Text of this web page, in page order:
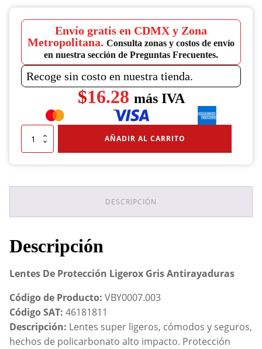
Envío gratis en CDMX y Zona
Metropolitana. Consulta zonas y costos de envío
en nuestra sección de Preguntas Frecuentes.
Recoge sin costo en nuestra tienda.
$16.28 más IVA
Lentes
Ligerox
AÑADIR AL CARRITO
DESCRIPCIÓN
Descripción
Lentes De Protección Ligerox Gris Antirayaduras
Código de Producto: VBY0007.003
Código SAT: 46181811
Descripción: Lentes super ligeros, cómodos y seguros,
hechos de policarbonato alto impacto. Protección